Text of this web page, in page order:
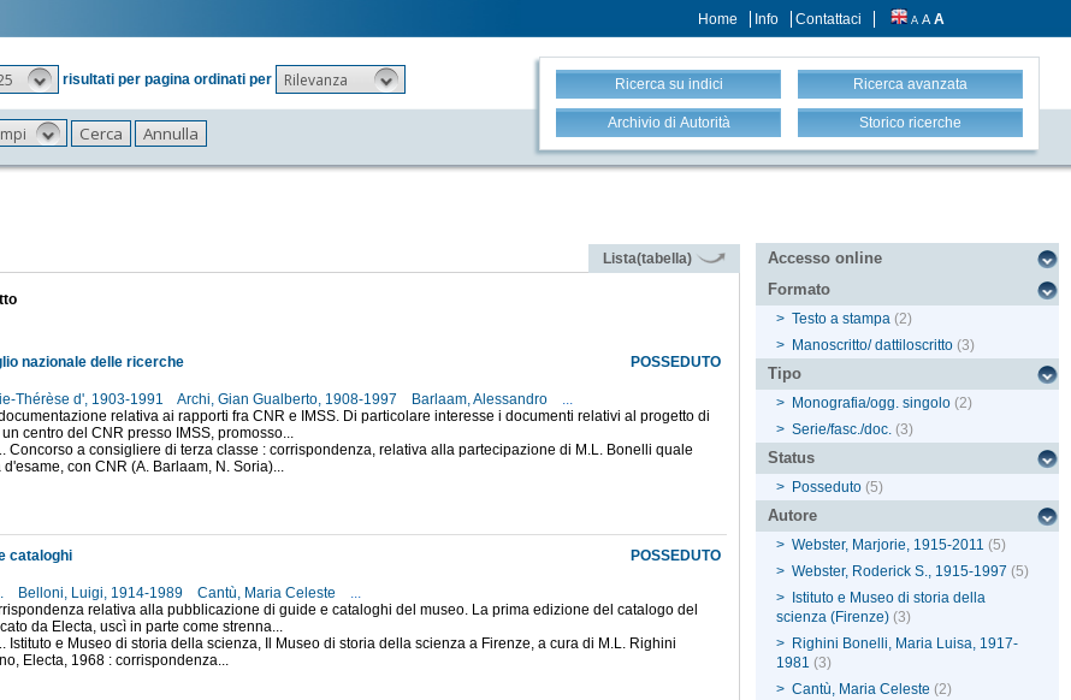
Home Info Contattaci A A A
risultati per pagina ordinati per Rilevanza Ricerca su indici Ricerca avanzata
Archivio di Autorità Storico ricerche
Lista(tabella)
POSSEDUTO
nazionale delle ricerche
Thérèse d', 1903-1991
Archi, Gian Gualberto, 1908-1997 Barlaam, Alessandro
...
relativa ai rapporti fra CNR e IMSS. Di particolare interesse i documenti relativi al progetto di
centro del CNR presso IMSS, promosso...
Concorso a consigliere di terza classe : corrispondenza, relativa alla partecipazione di M.L. Bonelli quale
con CNR (A. Barlaam, N. Soria)...
POSSEDUTO
cataloghi
Belloni, Luigi, 1914-1989 Cantù, Maria Celeste
...
relativa alla pubblicazione di guide e cataloghi del museo. La prima edizione del catalogo del
da Electa, uscì in parte come strenna...
Istituto e Museo di storia della scienza, Il Museo di storia della scienza a Firenze, a cura di M.L. Righini
Electa, 1968 : corrispondenza...
Accesso online
Formato
> Testo a stampa (2)
> Manoscritto/ dattiloscritto (3)
Tipo
> Monografia/ogg. singolo (2)
> Serie/fasc./doc. (3)
Status
> Posseduto (5)
Autore
> Webster, Marjorie, 1915-2011 (5)
> Webster, Roderick S., 1915-1997 (5)
>
Istituto e Museo di storia della
scienza (Firenze) (3)
> Righini Bonelli, Maria Luisa, 1917-
1981 (3)
> Cantù, Maria Celeste (2)